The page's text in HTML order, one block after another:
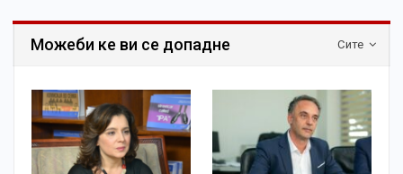
Сите
Можеби ке ви се допадне